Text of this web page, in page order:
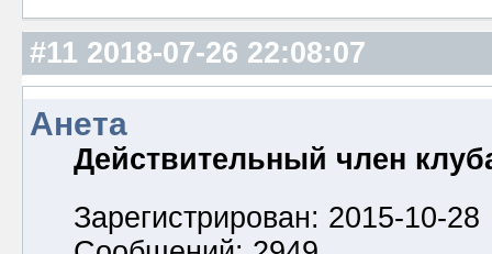
#11 2018-07-26 22:08:07
Анета
Действительный член
Зарегистрирован: 2015-10-28